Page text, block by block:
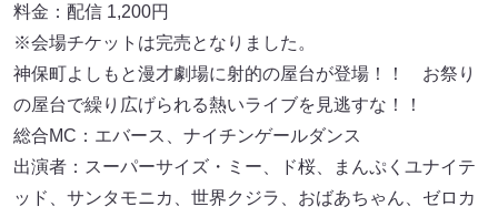
料金：配信 1,200円
※会場チケットは完売となりました。
神保町よしもと漫才劇場に射的の屋台が登場！！ お祭り
の屋台で繰り広げられる熱いライブを見逃すな！！
総合MC：エバース、ナイチンゲールダンス
出演者：スーパーサイズ・ミー、ド桜、まんぷくユナイテ
ッド、サンタモニカ、世界クジラ、おばあちゃん、ゼロカ